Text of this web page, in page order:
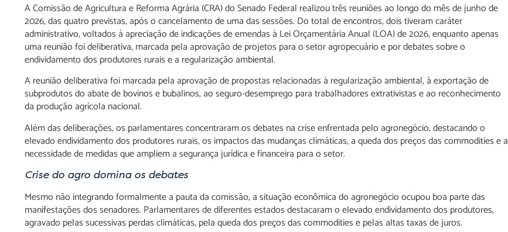
A Comissão de Agricultura e Reforma Agrária (CRA) do Senado Federal realizou três reuniões ao longo do mês de junho de
2026, das quatro previstas, após o cancelamento de uma das sessões. Do total de encontros, dois tiveram caráter
administrativo, voltados à apreciação de indicações de emendas à Lei Orçamentária Anual (LOA) de 2026, enquanto apenas
uma reunião foi deliberativa, marcada pela aprovação de projetos para o setor agropecuário e por debates sobre o
endividamento dos produtores rurais e a regularização ambiental.
A reunião deliberativa foi marcada pela aprovação de propostas relacionadas à regularização ambiental, à exportação de
subprodutos do abate de bovinos e bubalinos, ao seguro-desemprego para trabalhadores extrativistas e ao reconhecimento
da produção agrícola nacional.
Além das deliberações, os parlamentares concentraram os debates na crise enfrentada pelo agronegócio, destacando o
elevado endividamento dos produtores rurais, os impactos das mudanças climáticas, a queda dos preços das commodities e a
necessidade de medidas que ampliem a segurança jurídica e financeira para o setor.
Crise do agro domina os debates
Mesmo não integrando formalmente a pauta da comissão, a situação econômica do agronegócio ocupou boa parte das
manifestações dos senadores. Parlamentares de diferentes estados destacaram o elevado endividamento dos produtores,
agravado pelas sucessivas perdas climáticas, pela queda dos preços das commodities e pelas altas taxas de juros.